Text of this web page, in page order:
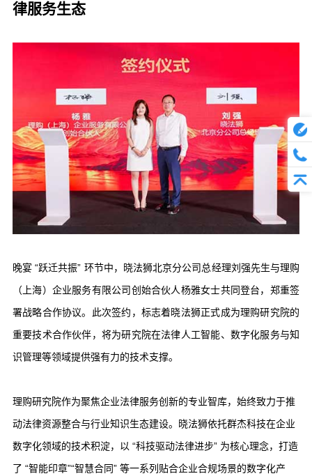
律服务生态
晚宴 “跃迁共振” 环节中，晓法狮北京分公司总经理刘强先生与理购
（上海）企业服务有限公司创始合伙人杨雅女士共同登台，郑重签
署战略合作协议。此次签约，标志着晓法狮正式成为理购研究院的
重要技术合作伙伴，将为研究院在法律人工智能、数字化服务与知
识管理等领域提供强有力的技术支撑。
理购研究院作为聚焦企业法律服务创新的专业智库，始终致力于推
动法律资源整合与行业知识生态建设。晓法狮依托群杰科技在企业
数字化领域的技术积淀，以 “科技驱动法律进步” 为核心理念，打造
了 “智能印章”“智慧合同” 等一系列贴合企业合规场景的数字化产